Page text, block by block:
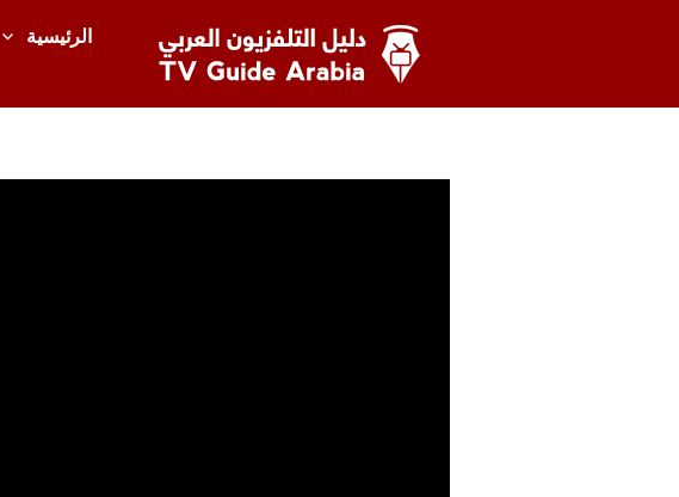
دليل التلفزيون العربي
الرئيسية